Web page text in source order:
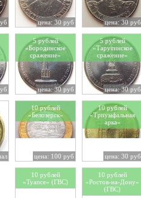
цена: 30 руб цена: 30 руб
5 рублей
«Бородинское
сражение»
цена: 30 руб
5 рублей
«Тарутинское
сражение»
цена: 30 руб
10 рублей
«Белозерск»
цена: 100 руб
10 рублей
«Триумфальная
арка»
цена: 30 руб
10 рублей
«Туапсе» (ГВС)
10 рублей
«Ростов-на-Дону»
(ГВС)